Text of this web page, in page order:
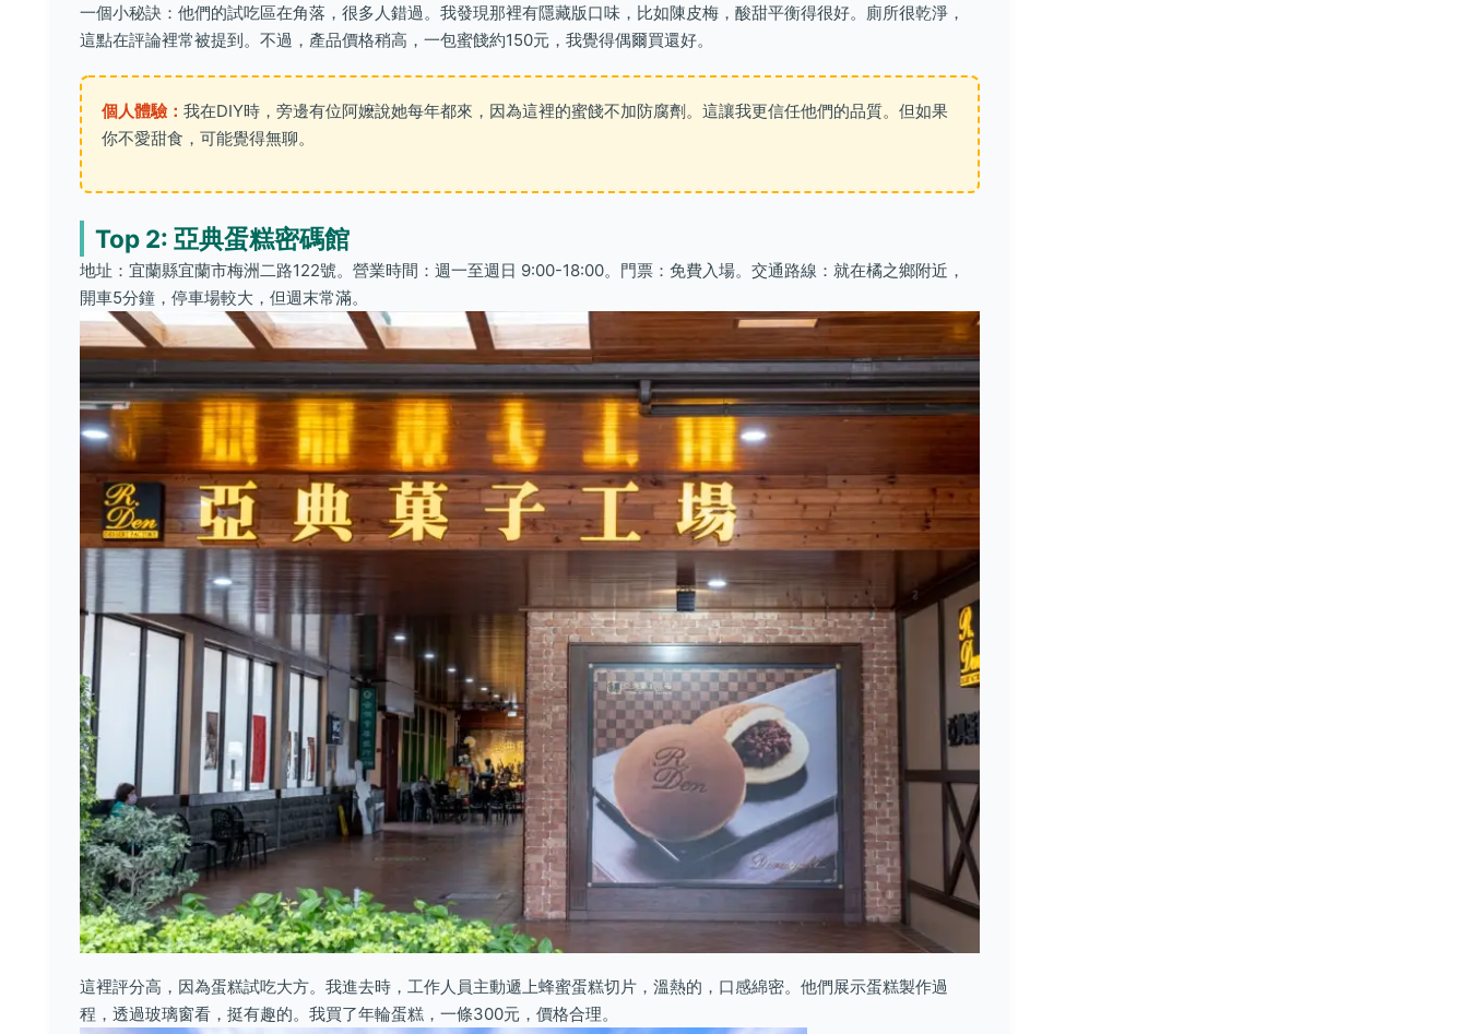
一個小秘訣：他們的試吃區在角落，很多人錯過。我發現那裡有隱藏版口味，比如陳皮梅，酸甜平衡得很好。廁所很乾淨，
這點在評論裡常被提到。不過，產品價格稍高，一包蜜餞約150元，我覺得偶爾買還好。
個人體驗： 我在DIY時，旁邊有位阿嬤說她每年都來，因為這裡的蜜餞不加防腐劑。這讓我更信任他們的品質。但如果
你不愛甜食，可能覺得無聊。
Top 2: 亞典蛋糕密碼館
地址：宜蘭縣宜蘭市梅洲二路122號。營業時間：週一至週日 9:00-18:00。門票：免費入場。交通路線：就在橘之鄉附近，
開車5分鐘，停車場較大，但週末常滿。
這裡評分高，因為蛋糕試吃大方。我進去時，工作人員主動遞上蜂蜜蛋糕切片，溫熱的，口感綿密。他們展示蛋糕製作過
程，透過玻璃窗看，挺有趣的。我買了年輪蛋糕，一條300元，價格合理。